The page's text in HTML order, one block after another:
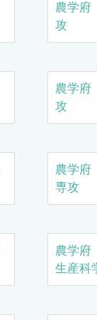
農学
攻
農学
攻
農学
専攻
農学
生産科